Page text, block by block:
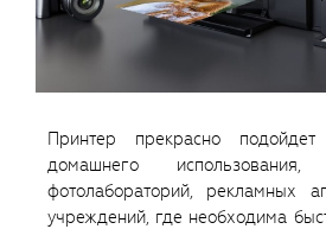
Принтер прекрасно
домашнего
фотолабораторий, рекламных
учреждений, где необходима